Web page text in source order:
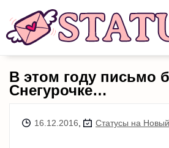
В этом году письмо
Снегурочке…
16.12.2016 Статусы на